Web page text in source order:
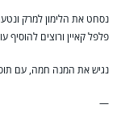
נסחט את הלימון למרק
פלפל קאיין ורוצים להוסיף
נגיש את המנה חמה, עם
—